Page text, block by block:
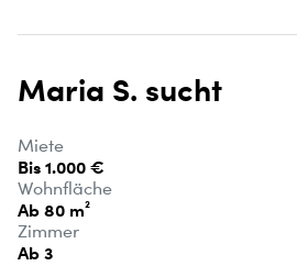
Maria S. sucht
Miete
Bis 1.000 €
Wohnfläche
Ab 80 m²
Zimmer
Ab 3